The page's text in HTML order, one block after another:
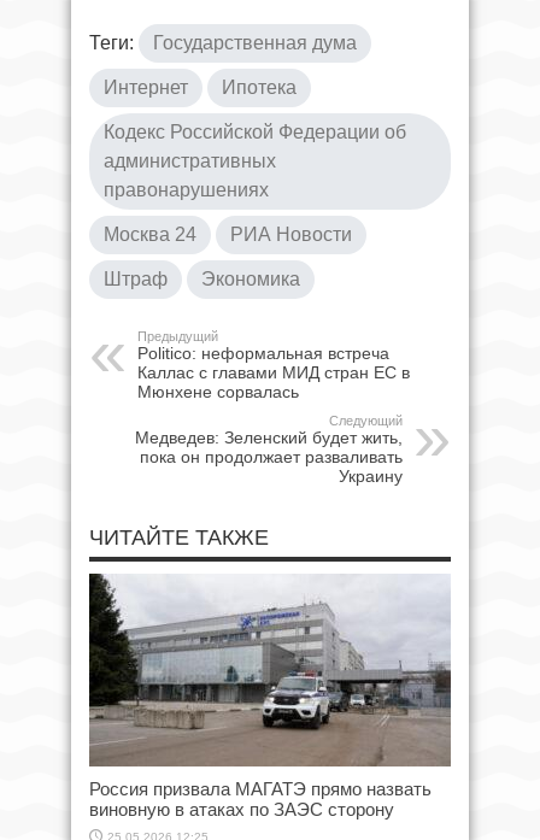
Теги: Государственная дума
Интернет Ипотека
Кодекс Российской Федерации об
административных
правонарушениях
Москва 24 РИА Новости
Штраф Экономика
Предыдущий
Politico: неформальная встреча
Каллас с главами МИД стран ЕС в
Мюнхене сорвалась
Следующий
Медведев: Зеленский будет жить,
пока он продолжает разваливать
Украину
ЧИТАЙТЕ ТАКЖЕ
Россия призвала МАГАТЭ прямо назвать
виновную в атаках по ЗАЭС сторону
25.05.2026 12:25